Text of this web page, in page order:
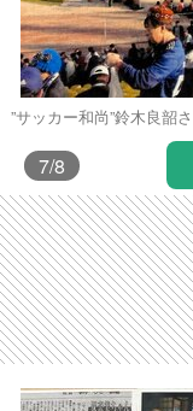
”サッカー和尚”鈴木良韶
7/8